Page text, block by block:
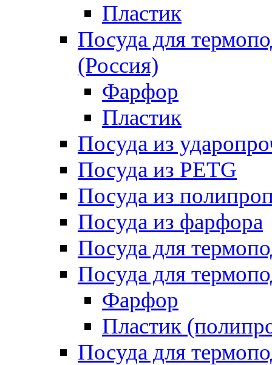
Пластик
Посуда для
(Россия)
Фарфор
Пластик
Посуда из
Посуда из PETG
Посуда из
Посуда из фарфора
Посуда для
Посуда для
Фарфор
Пластик
Посуда для